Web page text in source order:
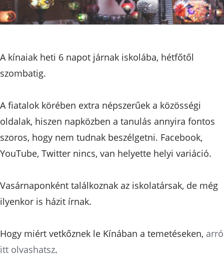
A kínaiak heti 6 napot járnak iskolába, hétfőtől
szombatig.
A fiatalok körében extra népszerűek a közösségi
oldalak, hiszen napközben a tanulás annyira fontos
szoros, hogy nem tudnak beszélgetni. Facebook,
YouTube, Twitter nincs, van helyette helyi variáció.
Vasárnaponként találkoznak az iskolatársak, de még
ilyenkor is házit írnak.
Hogy miért vetkőznek le Kínában a temetéseken,
itt olvashatsz.